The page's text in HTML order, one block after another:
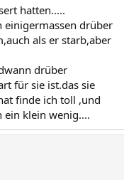
hatten.....
einigermassen drüber
als er starb,aber
drüber
für sie ist.das sie
finde ich toll ,und
ein klein wenig....